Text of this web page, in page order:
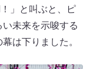
」と叫ぶと、ピ
未来を示唆する
は下りました。